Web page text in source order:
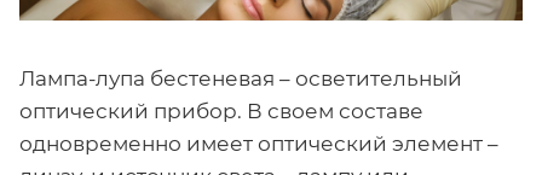
Лампа-лупа бестеневая – осветительный
оптический прибор. В своем составе
одновременно имеет оптический элемент –